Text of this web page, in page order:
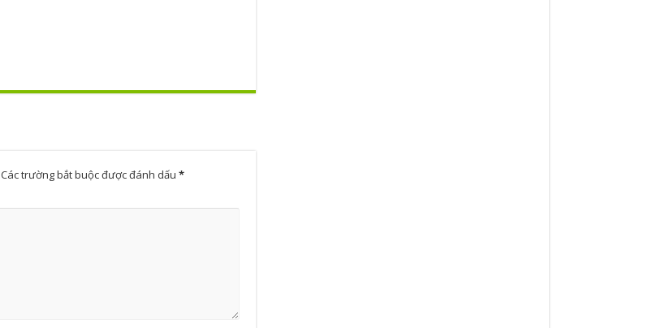
Các trường bắt buộc được đánh dấu *